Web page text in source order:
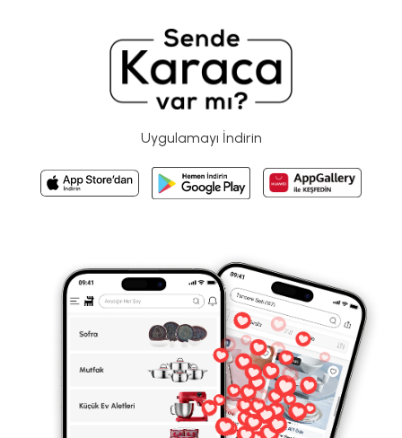
Uygulamayı İndirin